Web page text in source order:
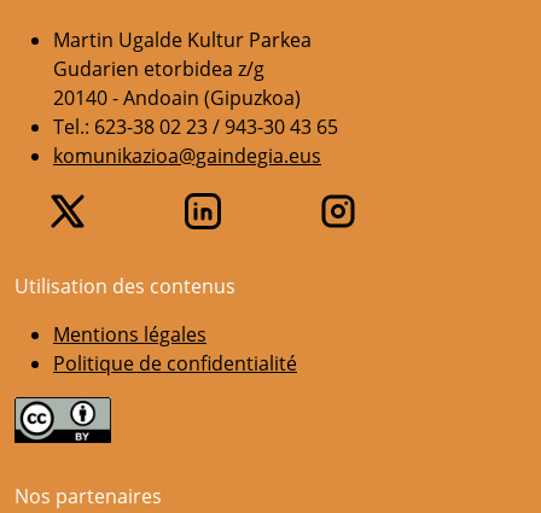
Martin Ugalde Kultur Parkea
Gudarien etorbidea z/g
20140 - Andoain (Gipuzkoa)
Tel.: 623-38 02 23 / 943-30 43 65
komunikazioa@gaindegia.eus
Utilisation des contenus
Mentions légales
Politique de confidentialité
Nos partenaires